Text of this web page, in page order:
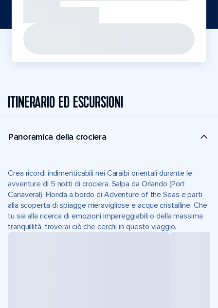
ITINERARIO ED ESCURSIONI
Panoramica della crociera
Crea ricordi indimenticabili nei Caraibi orientali durante le
avventure di 5 notti di crociera. Salpa da Orlando (Port
Canaveral), Florida a bordo di Adventure of the Seas e parti
alla scoperta di spiagge meravigliose e acque cristalline. Che
tu sia alla ricerca di emozioni impareggiabili o della massima
tranquillità, troverai ciò che cerchi in questo viaggio.